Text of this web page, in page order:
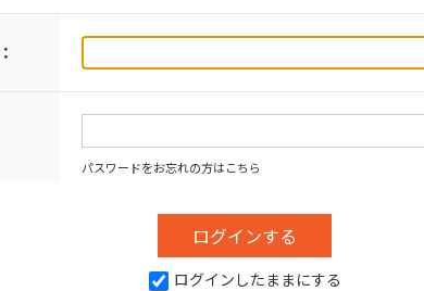
パスワードをお忘れの方はこちら
ログインしたままにする